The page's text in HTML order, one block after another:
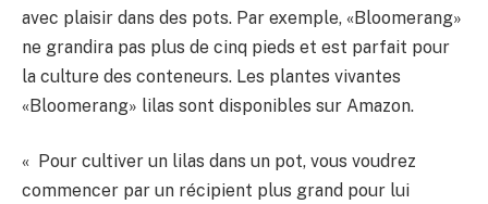
avec plaisir dans des pots. Par exemple, «Bloomerang»
ne grandira pas plus de cinq pieds et est parfait pour
la culture des conteneurs. Les plantes vivantes
«Bloomerang» lilas sont disponibles sur Amazon.
« Pour cultiver un lilas dans un pot, vous voudrez
commencer par un récipient plus grand pour lui